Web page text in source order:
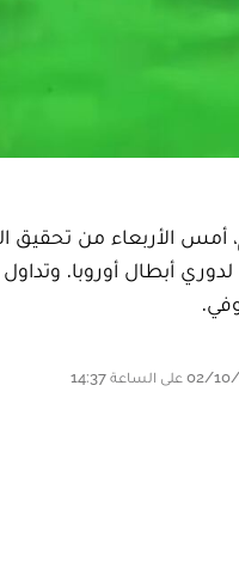
الأربعاء من تحقيق
أبطال أوروبا.